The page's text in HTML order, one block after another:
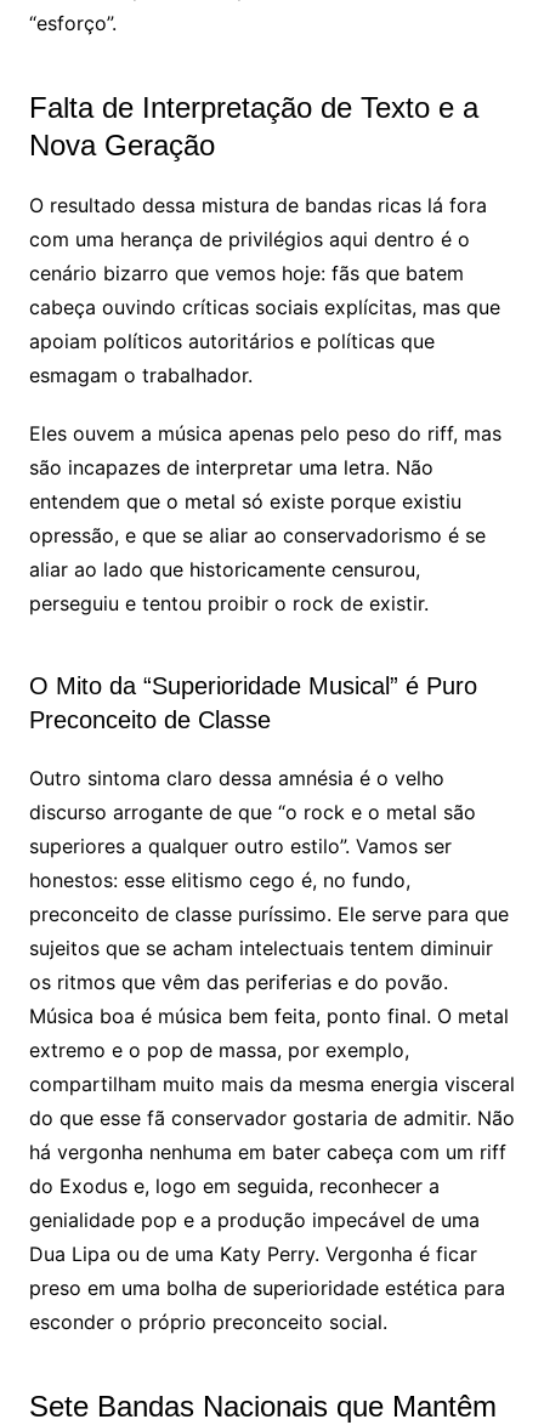
“esforço”.
Falta de Interpretação de Texto e a
Nova Geração
O resultado dessa mistura de bandas ricas lá fora
com uma herança de privilégios aqui dentro é o
cenário bizarro que vemos hoje: fãs que batem
cabeça ouvindo críticas sociais explícitas, mas que
apoiam políticos autoritários e políticas que
esmagam o trabalhador.
Eles ouvem a música apenas pelo peso do riff, mas
são incapazes de interpretar uma letra. Não
entendem que o metal só existe porque existiu
opressão, e que se aliar ao conservadorismo é se
aliar ao lado que historicamente censurou,
perseguiu e tentou proibir o rock de existir.
O Mito da “Superioridade Musical” é Puro
Preconceito de Classe
Outro sintoma claro dessa amnésia é o velho
discurso arrogante de que “o rock e o metal são
superiores a qualquer outro estilo”. Vamos ser
honestos: esse elitismo cego é, no fundo,
preconceito de classe puríssimo. Ele serve para que
sujeitos que se acham intelectuais tentem diminuir
os ritmos que vêm das periferias e do povão.
Música boa é música bem feita, ponto final. O metal
extremo e o pop de massa, por exemplo,
compartilham muito mais da mesma energia visceral
do que esse fã conservador gostaria de admitir. Não
há vergonha nenhuma em bater cabeça com um riff
do Exodus e, logo em seguida, reconhecer a
genialidade pop e a produção impecável de uma
Dua Lipa ou de uma Katy Perry. Vergonha é ficar
preso em uma bolha de superioridade estética para
esconder o próprio preconceito social.
Sete Bandas Nacionais que Mantêm